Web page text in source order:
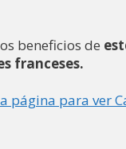
beneficios de
franceses.
página para ver